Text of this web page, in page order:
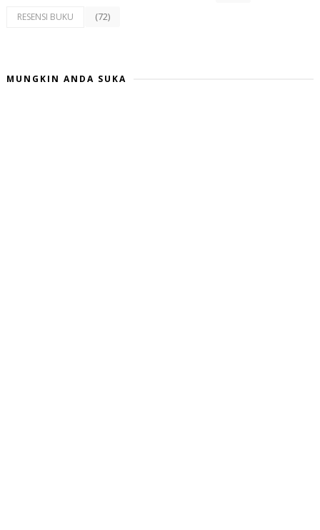
RESENSI BUKU (72)
MUNGKIN ANDA SUKA